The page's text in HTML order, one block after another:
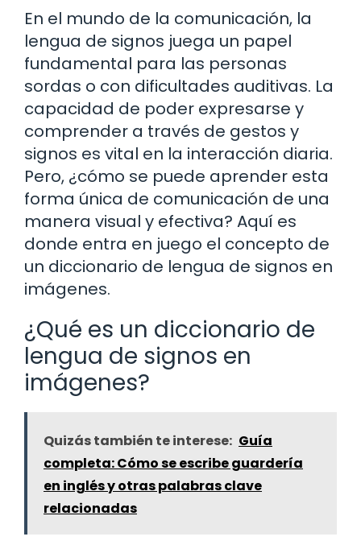
En el mundo de la comunicación, la
lengua de signos juega un papel
fundamental para las personas
sordas o con dificultades auditivas. La
capacidad de poder expresarse y
comprender a través de gestos y
signos es vital en la interacción diaria.
Pero, ¿cómo se puede aprender esta
forma única de comunicación de una
manera visual y efectiva? Aquí es
donde entra en juego el concepto de
un diccionario de lengua de signos en
imágenes.
¿Qué es un diccionario de
lengua de signos en
imágenes?
Quizás también te interese: Guía
completa: Cómo se escribe guardería
en inglés y otras palabras clave
relacionadas